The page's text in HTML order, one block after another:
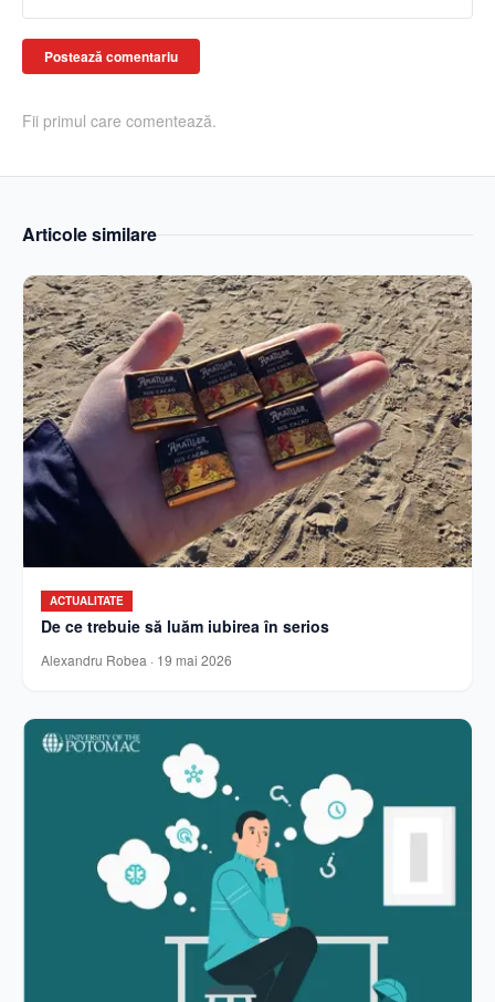
Postează comentariu
Fii primul care comentează.
Articole similare
ACTUALITATE
De ce trebuie să luăm iubirea în serios
Alexandru Robea · 19 mai 2026